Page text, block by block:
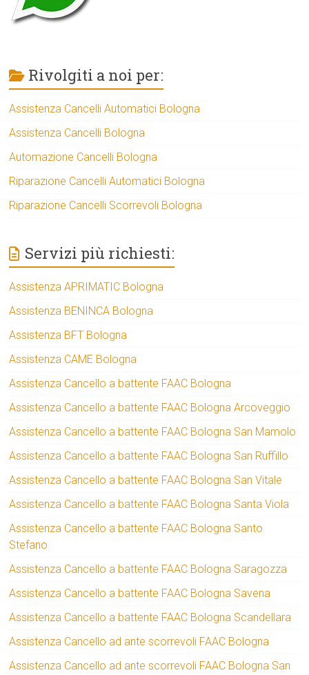
Rivolgiti a noi per:
Assistenza Cancelli Automatici Bologna
Assistenza Cancelli Bologna
Automazione Cancelli Bologna
Riparazione Cancelli Automatici Bologna
Riparazione Cancelli Scorrevoli Bologna
Servizi più richiesti:
Assistenza APRIMATIC Bologna
Assistenza BENINCA Bologna
Assistenza BFT Bologna
Assistenza CAME Bologna
Assistenza Cancello a battente FAAC Bologna
Assistenza Cancello a battente FAAC Bologna Arcoveggio
Assistenza Cancello a battente FAAC Bologna San Mamolo
Assistenza Cancello a battente FAAC Bologna San Ruffillo
Assistenza Cancello a battente FAAC Bologna San Vitale
Assistenza Cancello a battente FAAC Bologna Santa Viola
Assistenza Cancello a battente FAAC Bologna Santo
Stefano
Assistenza Cancello a battente FAAC Bologna Saragozza
Assistenza Cancello a battente FAAC Bologna Savena
Assistenza Cancello a battente FAAC Bologna Scandellara
Assistenza Cancello ad ante scorrevoli FAAC Bologna
Assistenza Cancello ad ante scorrevoli FAAC Bologna San